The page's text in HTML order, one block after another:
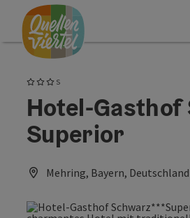
Zum Inhalt
Zur Navigation
Zum Seitenanfang
S3 Sterne Superior
Hotel-Gasthof
Superior
Mehring, Bayern, Deutschland